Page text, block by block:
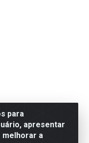
para
apresentar
melhorar a